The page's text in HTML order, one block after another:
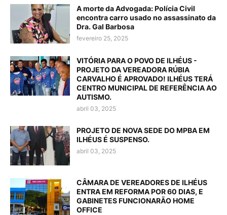
A morte da Advogada: Polícia Civil
encontra carro usado no assassinato da
Dra. Gal Barbosa
fevereiro 25, 2025
VITÓRIA PARA O POVO DE ILHÉUS -
PROJETO DA VEREADORA RÚBIA
CARVALHO É APROVADO! ILHÉUS TERÁ
CENTRO MUNICIPAL DE REFERÊNCIA AO
AUTISMO.
abril 03, 2025
PROJETO DE NOVA SEDE DO MPBA EM
ILHÉUS É SUSPENSO.
abril 03, 2025
CÂMARA DE VEREADORES DE ILHÉUS
ENTRA EM REFORMA POR 60 DIAS, E
GABINETES FUNCIONARÃO HOME
OFFICE